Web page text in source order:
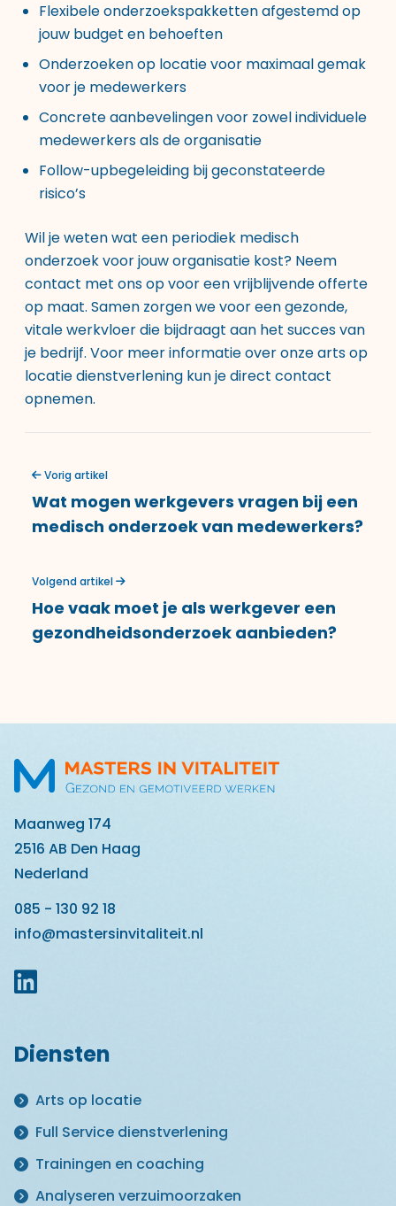
Flexibele onderzoekspakketten afgestemd op
jouw budget en behoeften
Onderzoeken op locatie voor maximaal gemak
voor je medewerkers
Concrete aanbevelingen voor zowel individuele
medewerkers als de organisatie
Follow-upbegeleiding bij geconstateerde
risico’s
Wil je weten wat een periodiek medisch
onderzoek voor jouw organisatie kost? Neem
contact met ons op voor een vrijblijvende offerte
op maat. Samen zorgen we voor een gezonde,
vitale werkvloer die bijdraagt aan het succes van
je bedrijf. Voor meer informatie over onzearts op
locatie dienstverlening kun je direct contact
opnemen.
Vorig artikel
Wat mogen werkgevers vragen bij een
medisch onderzoek van medewerkers?
Volgend artikel
Hoe vaak moet je als werkgever een
gezondheidsonderzoek aanbieden?
Maanweg 174
2516 AB Den Haag
Nederland
085 - 130 92 18
info@mastersinvitaliteit.nl
Diensten
Arts op locatie
Full Service dienstverlening
Trainingen en coaching
Analyseren verzuimoorzaken